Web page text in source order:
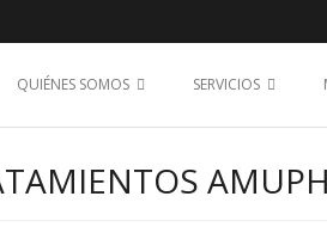
QUIÉNES SOMOS SERVICIOS